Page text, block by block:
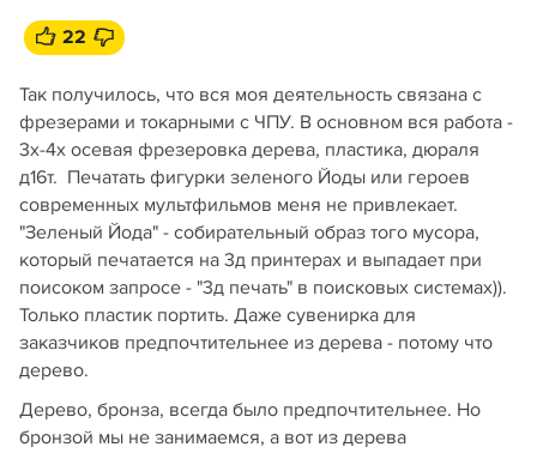
22
Так получилось, что вся моя деятельность связана с
фрезерами и токарными с ЧПУ. В основном вся работа -
3х-4х осевая фрезеровка дерева, пластика, дюраля
д16т. Печатать фигурки зеленого Йоды или героев
современных мультфильмов меня не привлекает.
"Зеленый Йода" - собирательный образ того мусора,
который печатается на 3д принтерах и выпадает при
поисоком запросе - "3д печать" в поисковых системах)).
Только пластик портить. Даже сувенирка для
заказчиков предпочтительнее из дерева - потому что
дерево.
Дерево, бронза, всегда было предпочтительнее. Но
бронзой мы не занимаемся, а вот из дерева